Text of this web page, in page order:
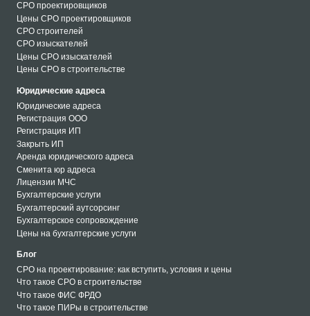
СРО проектировщиков
Цены СРО проектировщиков
СРО строителей
СРО изыскателей
Цены СРО изыскателей
Цены СРО в строительстве
Юридические адреса
Юридические адреса
Регистрация ООО
Регистрация ИП
Закрыть ИП
Аренда юридического адреса
Сменита юр адреса
Лицензии МЧС
Бухгалтерские услуги
Бухгалтерский аутсорсинг
Бухгалтерское сопровождение
Цены на бухгалтерские услуги
Блог
СРО на проектирование: как вступить, условия и цены
Что такое СРО в строительстве
Что такое ФИС ФРДО
Что такое ПИРы в строительстве